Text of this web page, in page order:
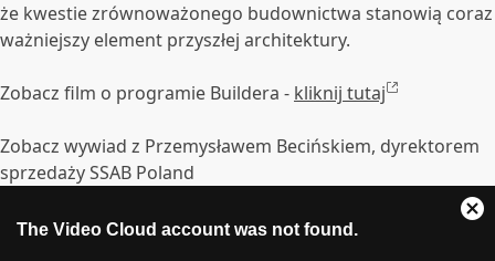
że kwestie zrównoważonego budownictwa stanowią coraz
ważniejszy element przyszłej architektury.
Zobacz film o programie Buildera - kliknij tutaj
Zobacz wywiad z Przemysławem Becińskiem, dyrektorem
sprzedaży SSAB Poland